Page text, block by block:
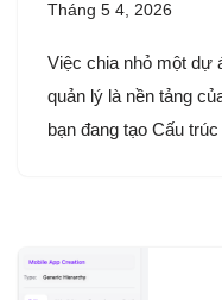
Tháng 5 4, 2026
Việc chia nhỏ một dự
quản lý là nền tảng
bạn đang tạo Cấu